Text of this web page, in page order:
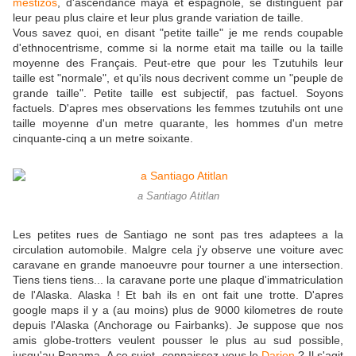
leur peau plus claire et leur plus grande variation de taille.
Vous savez quoi, en disant "petite taille" je me rends coupable
d'ethnocentrisme, comme si la norme etait ma taille ou la taille
moyenne des Français. Peut-etre que pour les Tzutuhils leur
taille est "normale", et qu'ils nous decrivent comme un "peuple de
grande taille". Petite taille est subjectif, pas factuel. Soyons
factuels. D'apres mes observations les femmes tzutuhils ont une
taille moyenne d'un metre quarante, les hommes d'un metre
cinquante-cinq a un metre soixante.
a Santiago Atitlan
Les petites rues de Santiago ne sont pas tres adaptees a la
circulation automobile. Malgre cela j'y observe une voiture avec
caravane en grande manoeuvre pour tourner a une intersection.
Tiens tiens tiens... la caravane porte une plaque d'immatriculation
de l'Alaska. Alaska ! Et bah ils en ont fait une trotte. D'apres
google maps il y a (au moins) plus de 9000 kilometres de route
depuis l'Alaska (Anchorage ou Fairbanks). Je suppose que nos
amis globe-trotters veulent pousser le plus au sud possible,